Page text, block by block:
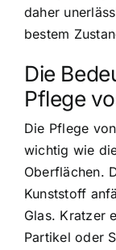
daher
bestem
Die
Pflege
Die Pflege
wichtig wie
Oberflächen.
Kunststoff
Glas. Kratzer
Partikel oder